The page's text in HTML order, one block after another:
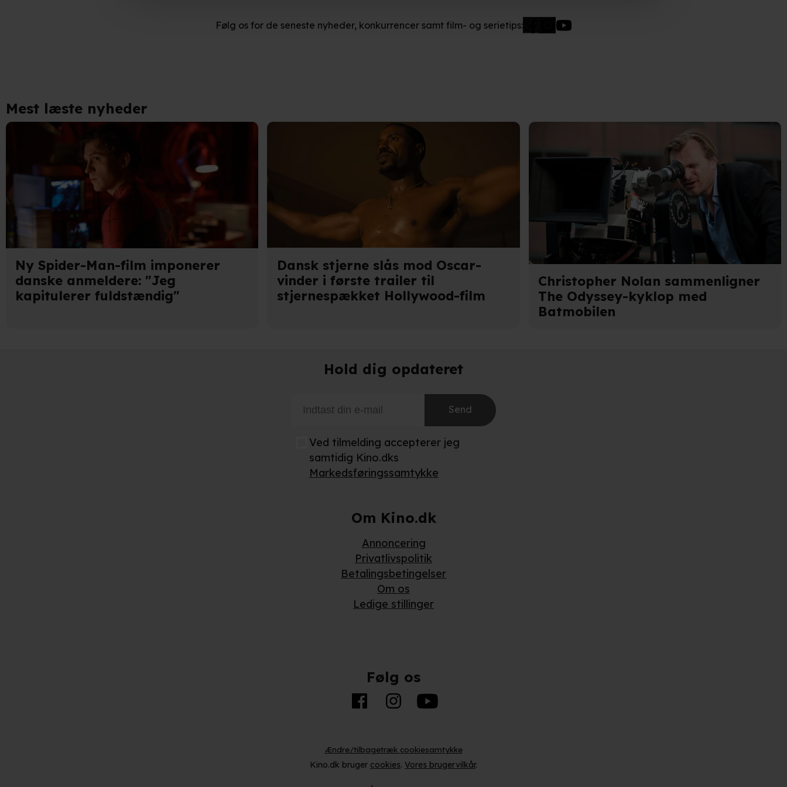
Indsamle præcise oplysninger om din placering, der kan være nøjagtig inden for få meter
Vi bruger egne cookies og cookies fra tredjeparter til at optimere dit besøg på vores hjemmeside. Det gør vi for at sikre
funktionalitet, generere statistik, huske dine præferencer og til markedsføring.
Når vi anvender cookies, behandler vi kortvarigt din IP-adresse. IP-adressen kan blive delt med vores partnere.Du kan
læse mere om vores brug af cookies og behandling af dine personoplysninger i både vores
Følg os for de seneste nyheder, konkurrencer samt film- og serietips:
Mest læste nyheder
Ny Spider-Man-film imponerer
danske anmeldere: "Jeg
kapitulerer fuldstændig"
Dansk stjerne slås mod Oscar-
vinder i første trailer til
stjernespækket Hollywood-film
Christopher Nolan sammenligner
The Odyssey-kyklop med
Batmobilen
Hold dig opdateret
Send
Ved tilmelding accepterer jeg
samtidig Kino.dks
Markedsføringssamtykke
Om Kino.dk
Annoncering
Privatlivspolitik
Betalingsbetingelser
Om os
Ledige stillinger
Følg os
Ændre/tilbagetræk cookiesamtykke
Kino.dk bruger cookies. Vores brugervilkår.